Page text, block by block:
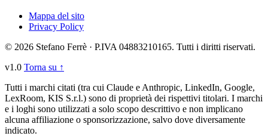
Mappa del sito
Privacy Policy
© 2026 Stefano Ferrè · P.IVA 04883210165. Tutti i diritti riservati.
v1.0 Torna su ↑
Tutti i marchi citati (tra cui Claude e Anthropic, LinkedIn, Google,
LexRoom, KIS S.r.l.) sono di proprietà dei rispettivi titolari. I marchi
e i loghi sono utilizzati a solo scopo descrittivo e non implicano
alcuna affiliazione o sponsorizzazione, salvo dove diversamente
indicato.